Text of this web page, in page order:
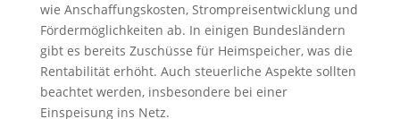
wie Anschaffungskosten, Strompreisentwicklung und
Fördermöglichkeiten ab. In einigen Bundesländern
gibt es bereits Zuschüsse für Heimspeicher, was die
Rentabilität erhöht. Auch steuerliche Aspekte sollten
beachtet werden, insbesondere bei einer
Einspeisung ins Netz.